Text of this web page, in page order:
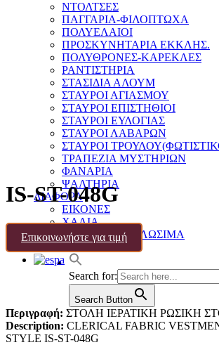
ΝΤΟΛΤΣΕΣ
ΠΑΓΓΑΡΙΑ-ΦΙΛΟΠΤΩΧΑ
ΠΟΛΥΕΛΑΙΟΙ
ΠΡΟΣΚΥΝΗΤΑΡΙΑ ΕΚΚΛΗΣ.
ΠΟΛΥΘΡΟΝΕΣ-ΚΑΡΕΚΛΕΣ
ΡΑΝΤΙΣΤΗΡΙΑ
ΣΤΑΣΙΔΙΑ ΑΛΟΥΜ
ΣΤΑΥΡΟΙ ΑΓΙΑΣΜΟΥ
ΣΤΑΥΡΟΙ ΕΠΙΣΤΗΘΙΟΙ
ΣΤΑΥΡΟΙ ΕΥΛΟΓΙΑΣ
ΣΤΑΥΡΟΙ ΛΑΒΑΡΩΝ
ΣΤΑΥΡΟΙ
ΤΡΑΠΕΖΙΑ ΜΥΣΤΗΡΙΩΝ
ΦΑΝΑΡΙΑ
ΨΑΛΤΗΡΙΑ
ΔΙΑΦΟΡΑ
ΕΙΚΟΝΕΣ
ΧΑΛΙΑ
ΔΙΑΦΟΡΑ-ΑΝΑΛΩΣΙΜΑ
ΕΠΙΚΟΙΝΩΝΙΑ
Search for:
Search Button
IS-ST-048G
Επικοινωνήστε για τιμή
Περιγραφή: ΣΤΟΛΗ ΙΕΡΑΤΙΚΗ ΡΩΣΙΚΗ
Description: CLERICAL FABRIC
STYLE IS-ST-048G